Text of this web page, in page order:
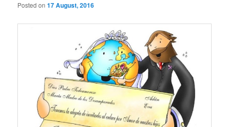
Posted on17 August, 2016